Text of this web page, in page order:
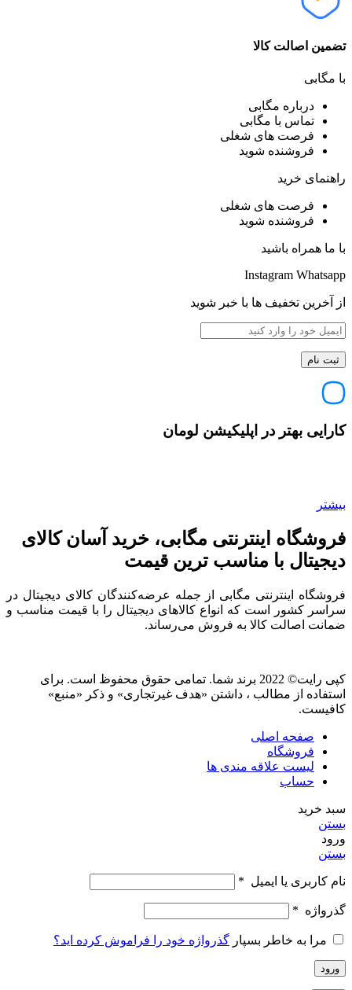
تضمین اصالت کالا
با مگابی
درباره مگابی
تماس با مگابی
فرصت های شغلی
فروشنده شوید
راهنمای خرید
فرصت های شغلی
فروشنده شوید
با ما همراه باشید
Instagram Whatsapp
از آخرین تخفیف ها با خبر شوید
کارایی بهتر در اپلیکیشن لومان
بیشتر
فروشگاه اینترنتی مگابی، خرید آسان کالای
دیجیتال با مناسب ترین قیمت
فروشگاه اینترنتی مگابی از جمله عرضه‌کنندگان کالای دیجیتال در
سراسر کشور است که انواع کالاهای دیجیتال را با قیمت مناسب و
ضمانت اصالت کالا به فروش می‌رساند.
کپی رایت© 2022 برند شما. تمامی حقوق محفوظ است. برای
استفاده از مطالب ، داشتن «هدف غیرتجاری» و ذکر «منبع»
کافیست.
صفحه اصلی
فروشگاه
لیست علاقه مندی ها
حساب
سبد خرید
بستن
ورود
بستن
نام کاربری یا ایمیل *
گذرواژه *
مرا به خاطر بسپار گذرواژه خود را فراموش کرده اید؟
ورود